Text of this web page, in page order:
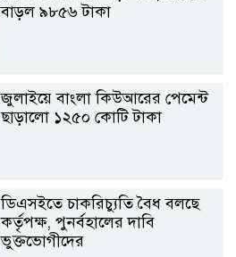
বাড়ল ৯৮৫৬ টাকা
জুলাইয়ে বাংলা কিউআরের পেমেন্ট
ছাড়ালো ১২৫০ কোটি টাকা
ডিএসইতে চাকরিচ্যুতি বৈধ বলছে
কর্তৃপক্ষ, পুনর্বহালের দাবি
ভুক্তভোগীদের